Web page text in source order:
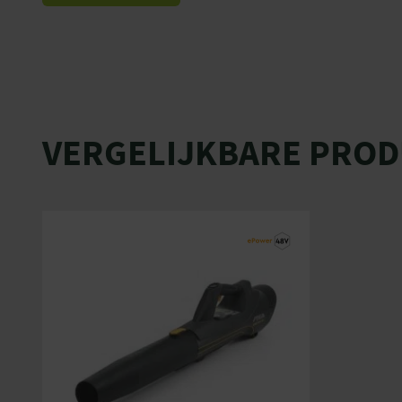
VERGELIJKBARE